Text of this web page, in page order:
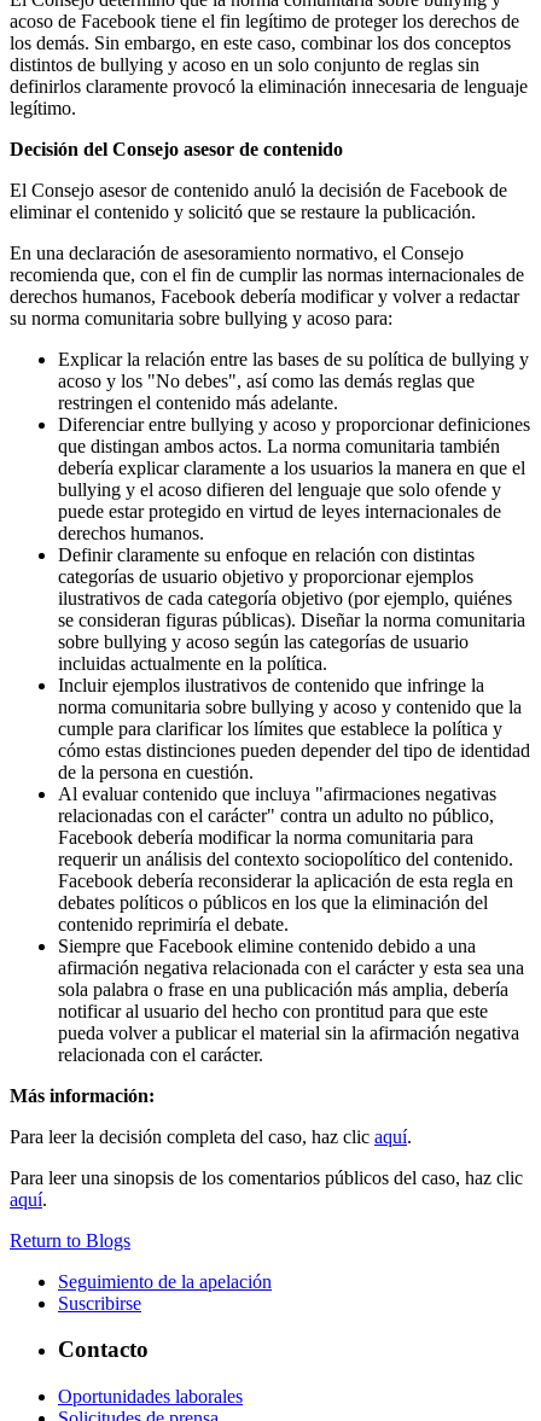
acoso de Facebook tiene el fin legítimo de proteger los derechos de
los demás. Sin embargo, en este caso, combinar los dos conceptos
distintos de bullying y acoso en un solo conjunto de reglas sin
definirlos claramente provocó la eliminación innecesaria de lenguaje
legítimo.
Decisión del Consejo asesor de contenido
El Consejo asesor de contenido anuló la decisión de Facebook de
eliminar el contenido y solicitó que se restaure la publicación.
En una declaración de asesoramiento normativo, el Consejo
recomienda que, con el fin de cumplir las normas internacionales de
derechos humanos, Facebook debería modificar y volver a redactar
su norma comunitaria sobre bullying y acoso para:
Explicar la relación entre las bases de su política de bullying y
acoso y los "No debes", así como las demás reglas que
restringen el contenido más adelante.
Diferenciar entre bullying y acoso y proporcionar definiciones
que distingan ambos actos. La norma comunitaria también
debería explicar claramente a los usuarios la manera en que el
bullying y el acoso difieren del lenguaje que solo ofende y
puede estar protegido en virtud de leyes internacionales de
derechos humanos.
Definir claramente su enfoque en relación con distintas
categorías de usuario objetivo y proporcionar ejemplos
ilustrativos de cada categoría objetivo (por ejemplo, quiénes
se consideran figuras públicas). Diseñar la norma comunitaria
sobre bullying y acoso según las categorías de usuario
incluidas actualmente en la política.
Incluir ejemplos ilustrativos de contenido que infringe la
norma comunitaria sobre bullying y acoso y contenido que la
cumple para clarificar los límites que establece la política y
cómo estas distinciones pueden depender del tipo de identidad
de la persona en cuestión.
Al evaluar contenido que incluya "afirmaciones negativas
relacionadas con el carácter" contra un adulto no público,
Facebook debería modificar la norma comunitaria para
requerir un análisis del contexto sociopolítico del contenido.
Facebook debería reconsiderar la aplicación de esta regla en
debates políticos o públicos en los que la eliminación del
contenido reprimiría el debate.
Siempre que Facebook elimine contenido debido a una
afirmación negativa relacionada con el carácter y esta sea una
sola palabra o frase en una publicación más amplia, debería
notificar al usuario del hecho con prontitud para que este
pueda volver a publicar el material sin la afirmación negativa
relacionada con el carácter.
Más información:
Para leer la decisión completa del caso, haz clic aquí.
Para leer una sinopsis de los comentarios públicos del caso, haz clic
aquí.
Return to Blogs
Seguimiento de la apelación
Suscribirse
Contacto
Oportunidades laborales